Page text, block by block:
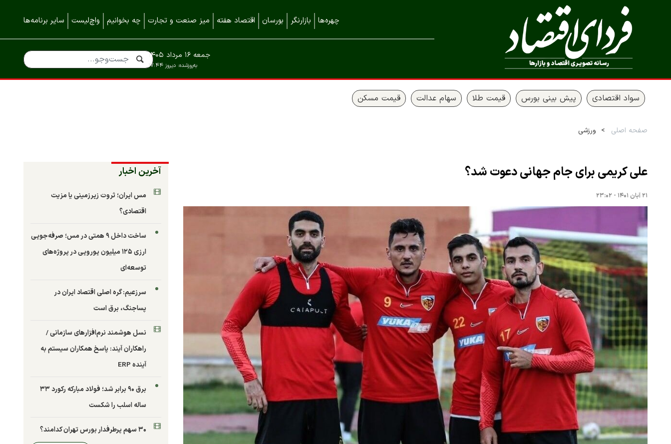
چهره‌ها بازارنگر بورسان اقتصاد هفته میز صنعت و تجارت چه بخوانیم واچ‌لیست سایر برنامه‌ها
به‌روزشده: دیروز ۱۷:۴۴
جمعه ۱۶ مرداد ۱۴۰۵
سواد اقتصادی پیش بینی بورس قیمت طلا سهام عدالت قیمت مسکن
صفحه اصلی ورزشی
علی کریمی برای جام جهانی دعوت شد؟
۲۱ آبان ۱۴۰۱ - ۲۳:۰۲
آخرین اخبار
مس ایران؛ ثروت زیرزمینی یا مزیت
اقتصادی؟
ساخت داخل ۹ همتی در مس؛ صرفه‌جویی
ارزی ۱۲۵ میلیون یورویی در پروژه‌های
توسعه‌ای
سرزعیم: گره اصلی اقتصاد ایران در
پساجنگ، برق است
نسل هوشمند نرم‌افزارهای سازمانی /
راهکاران آیند: پاسخ همکاران سیستم به
آینده ERP
برق ۹۰ برابر شد؛ فولاد مبارکه رکورد ۳۳
ساله اسلب را شکست
۳۰ سهم پرطرفدار بورس تهران کدامند؟